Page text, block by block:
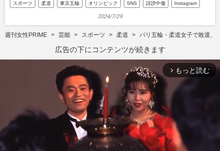
スポーツ 柔道 東京五輪 オリンピック SNS 誹謗中傷 Instagram
2024/7/29
週刊女性PRIME 芸能 スポーツ 柔道 パリ五輪・柔道女子で敗退、
広告の下にコンテンツが続きます
arrow_forward_ios もっと読む